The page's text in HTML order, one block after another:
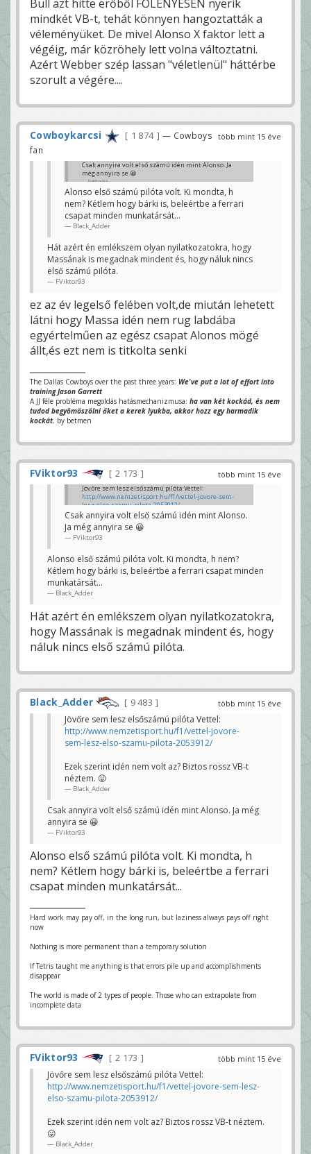
Bull azt hitte erőből FÖLÉNYESEN nyerik
mindkét VB-t, tehát könnyen hangoztatták a
véleményüket. De mivel Alonso X faktor lett a
végéig, már közröhely lett volna változtatni.
Azért Webber szép lassan "véletlenül" háttérbe
szorult a végére....
több mint 15 éve
Cowboykarcsi 1 874
— Cowboys
fan
Csak annyira volt első számú idén mint Alonso. Ja
még annyira se 😀
FViktor93
Alonso első számú pilóta volt. Ki mondta, h
nem? Kétlem hogy bárki is, beleértbe a ferrari
csapat minden munkatársát...
Black_Adder
Hát azért én emlékszem olyan nyilatkozatokra, hogy
Massának is megadnak mindent és, hogy náluk nincs
első számú pilóta.
FViktor93
ez az év legelső felében volt,de miután lehetett
látni hogy Massa idén nem rug labdába
egyértelműen az egész csapat Alonos mögé
állt,és ezt nem is titkolta senki
The Dallas Cowboys over the past three years: We've put a lot of effort into
training Jason Garrett
A JJ féle probléma megoldás hatásmechanizmusa: ha van két kockád, és nem
tudod begyömöszölni őket a kerek lyukba, akkor hozz egy harmadik
kockát. by betmen
több mint 15 éve
FViktor93 2 173
Jövőre sem lesz elsőszámú pilóta Vettel:
http://www.nemzetisport.hu/f1/vettel-jovore-sem-
lesz-elso-szamu-pilota-2053912/
Ezek szerint idén nem volt az? Biztos rossz VB-t
néztem. 😛
Black_Adder
Csak annyira volt első számú idén mint Alonso.
Ja még annyira se 😀
FViktor93
Alonso első számú pilóta volt. Ki mondta, h nem?
Kétlem hogy bárki is, beleértbe a ferrari csapat minden
munkatársát...
Black_Adder
Hát azért én emlékszem olyan nyilatkozatokra,
hogy Massának is megadnak mindent és, hogy
náluk nincs első számú pilóta.
több mint 15 éve
Black_Adder
9 483
Jövőre sem lesz elsőszámú pilóta Vettel:
http://www.nemzetisport.hu/f1/vettel-jovore-
sem-lesz-elso-szamu-pilota-2053912/
Ezek szerint idén nem volt az? Biztos rossz VB-t
néztem. 😛
Black_Adder
Csak annyira volt első számú idén mint Alonso. Ja még
annyira se 😀
FViktor93
Alonso első számú pilóta volt. Ki mondta, h
nem? Kétlem hogy bárki is, beleértbe a ferrari
csapat minden munkatársát...
Hard work may pay off, in the long run, but laziness always pays off right
now
Nothing is more permanent than a temporary solution
If Tetris taught me anything is that errors pile up and accomplishments
disappear
The world is made of 2 types of people. Those who can extrapolate from
incomplete data
több mint 15 éve
FViktor93
2 173
Jövőre sem lesz elsőszámú pilóta Vettel:
http://www.nemzetisport.hu/f1/vettel-jovore-sem-lesz-
elso-szamu-pilota-2053912/
Ezek szerint idén nem volt az? Biztos rossz VB-t néztem.
😛
Black_Adder